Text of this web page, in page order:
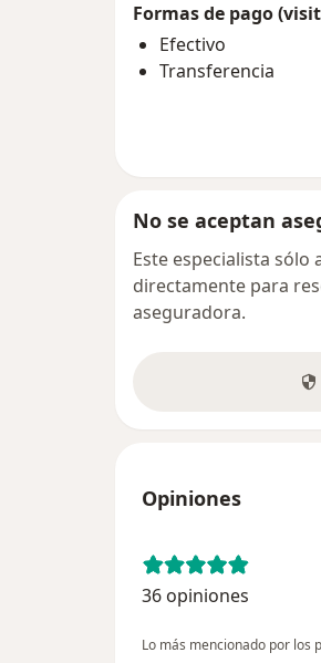
Formas de pago
Efectivo
Transferencia
No se aceptan
Este especialista
directamente para
aseguradora.
Opiniones
36 opiniones
Lo más mencionado por los